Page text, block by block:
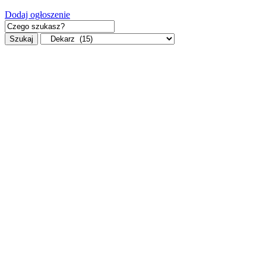
Dodaj ogłoszenie
Szukaj